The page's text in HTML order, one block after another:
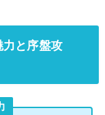
力と序盤攻